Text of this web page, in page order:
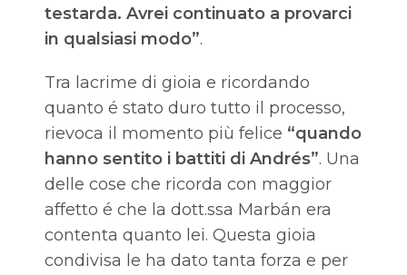
testarda. Avrei continuato a provarci
in qualsiasi modo”.
Tra lacrime di gioia e ricordando
quanto é stato duro tutto il processo,
rievoca il momento più felice “quando
hanno sentito i battiti di Andrés”. Una
delle cose che ricorda con maggior
affetto é che la dott.ssa Marbán era
contenta quanto lei. Questa gioia
condivisa le ha dato tanta forza e per